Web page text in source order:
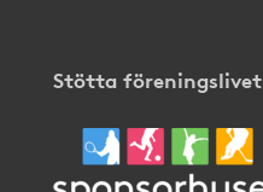
Stötta föreningslivet